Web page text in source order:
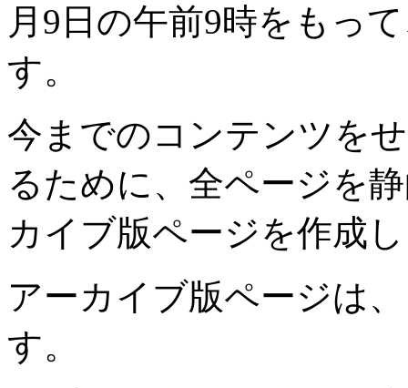
月9日の午前9時をもっ
す。
今までのコンテンツを
るために、全ページを
カイブ版ページを作成
アーカイブ版ページは
す。